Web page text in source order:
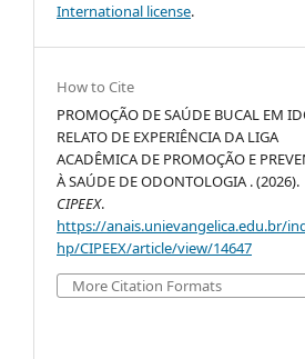
International license.
How to Cite
PROMOÇÃO DE SAÚDE BUCAL EM
RELATO DE EXPERIÊNCIA DA LIGA
ACADÊMICA DE PROMOÇÃO E
À SAÚDE DE ODONTOLOGIA . (2026).
CIPEEX.
https://anais.unievangelica.edu.br/
hp/CIPEEX/article/view/14647
More Citation Formats